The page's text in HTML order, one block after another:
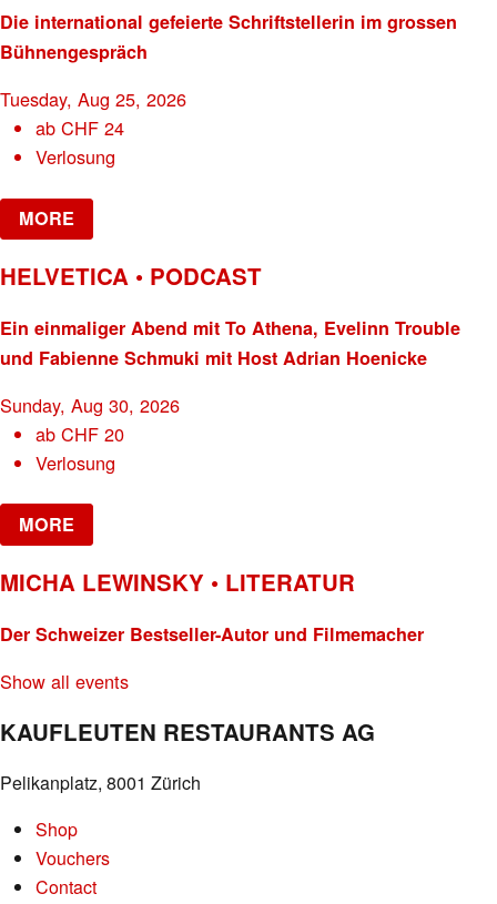
Die international gefeierte Schriftstellerin im grossen
Bühnengespräch
Tuesday, Aug 25, 2026
abCHF 24
Verlosung
MORE
HELVETICA • PODCAST
Ein einmaliger Abend mit To Athena, Evelinn Trouble
und Fabienne Schmuki mit Host Adrian Hoenicke
Sunday, Aug 30, 2026
abCHF 20
Verlosung
MORE
MICHA LEWINSKY • LITERATUR
Der Schweizer Bestseller-Autor und Filmemacher
Show all events
KAUFLEUTEN RESTAURANTS AG
Pelikanplatz, 8001 Zürich
Shop
Vouchers
Contact